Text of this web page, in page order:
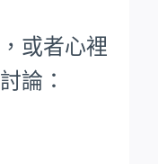
或者心裡
論：